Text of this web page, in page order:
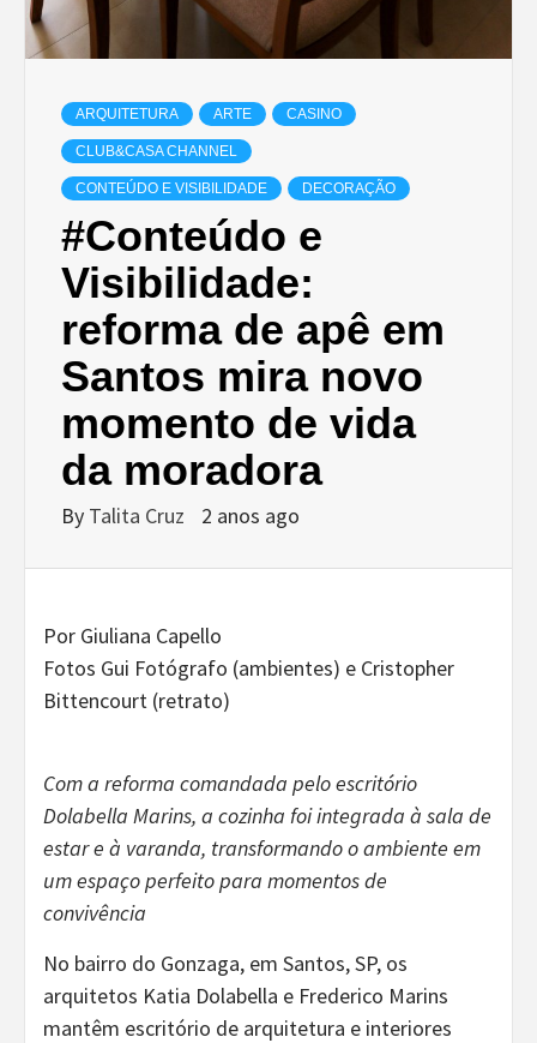
ARQUITETURA ARTE CASINO
CLUB&CASA CHANNEL
CONTEÚDO E VISIBILIDADE DECORAÇÃO
#Conteúdo e
Visibilidade:
reforma de apê em
Santos mira novo
momento de vida
da moradora
By Talita Cruz 2 anos ago
Por Giuliana Capello
Fotos Gui Fotógrafo (ambientes) e Cristopher
Bittencourt (retrato)
Com a reforma comandada pelo escritório
Dolabella Marins, a cozinha foi integrada à sala de
estar e à varanda, transformando o ambiente em
um espaço perfeito para momentos de
convivência
No bairro do Gonzaga, em Santos, SP, os
arquitetos Katia Dolabella e Frederico Marins
mantêm escritório de arquitetura e interiores